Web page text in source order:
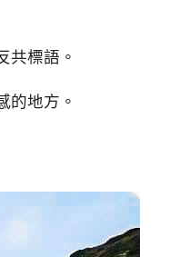
共標語。
的地方。